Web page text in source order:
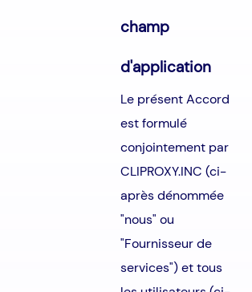
champ
d'application
Le présent Accord
est formulé
conjointement par
CLIPROXY.INC (ci-
après dénommée
"nous" ou
"Fournisseur de
services") et tous